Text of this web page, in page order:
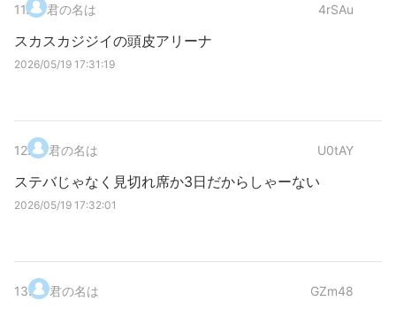
11. 君の名は 4rSAu
スカスカジジイの頭皮アリーナ
2026/05/19 17:31:19
12. 君の名は U0tAY
ステバじゃなく見切れ席か3日だからしゃーない
2026/05/19 17:32:01
13. 君の名は GZm48